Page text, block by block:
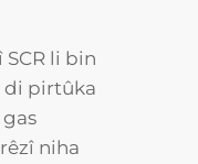
li bin
di pirtûka
niha